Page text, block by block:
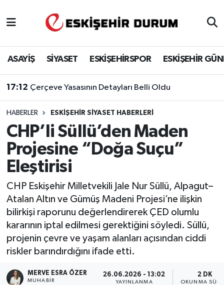
ASAYİŞ SİYASET ESKİŞEHİRSPOR ESKİŞEHİR
17:12 Çerçeve Yasasının Detayları Belli Oldu
HABERLER ESKIŞEHIR SIYASET HABERLERI
CHP’li Süllü’den Maden
Projesine “Doğa Suçu”
Eleştirisi
CHP Eskişehir Milletvekili Jale Nur Süllü, Alpagut–
Atalan Altın ve Gümüş Madeni Projesi’ne ilişkin
bilirkişi raporunu değerlendirerek ÇED olumlu
kararının iptal edilmesi gerektiğini söyledi. Süllü,
projenin çevre ve yaşam alanları açısından ciddi
riskler barındırdığını ifade etti.
MERVE ESRA ÖZER
MUHABIR
26.06.2026 - 13:02
YAYINLANMA
2 DK
OKUNMA
Eskişehir Hava Durumu
Eskişehir Namaz Vakitleri
Eskişehir Trafik Yoğunluk Haritası
Süper Lig Puan Durumu ve Fikstür
Tüm Manşetler
Son Dakika Haberleri
Haber Arşivi